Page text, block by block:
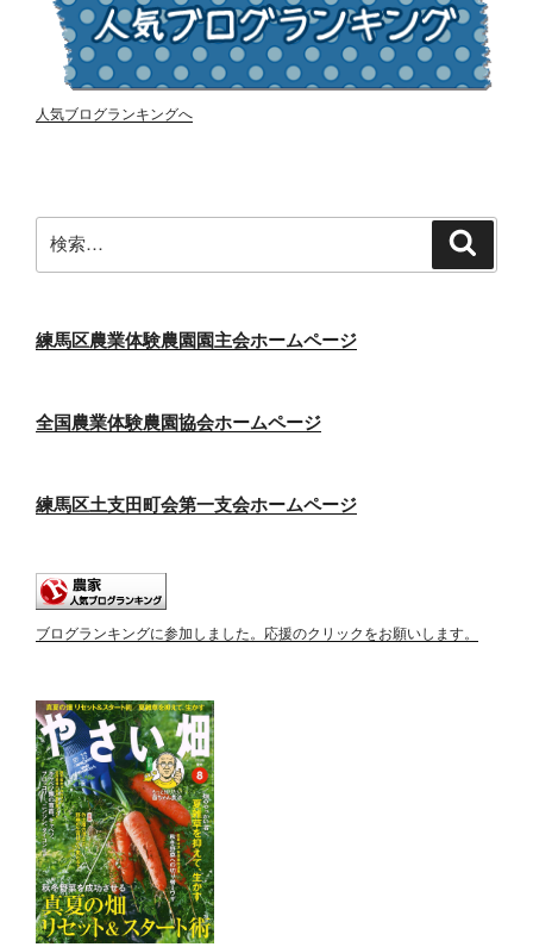
人気ブログランキングへ
索:
練馬区農業体験農園園主会ホームページ
全国農業体験農園協会ホームページ
練馬区土支田町会第一支会ホームページ
ブログランキングに参加しました。応援のクリックをお願いします。